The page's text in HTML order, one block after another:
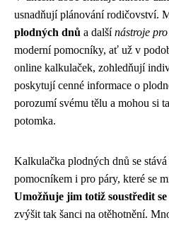
usnadňují plánování rodičovství.
plodných dnů a dalšínástroje
moderní pomocníky, ať už v
online kalkulaček, zohledňují
poskytují cenné informace o
porozumí svému tělu a mohou si
potomka.
Kalkulačka plodných dnů se
pomocníkem i pro páry, které se
Umožňuje jim totiž soustředit
zvýšit tak šanci na otěhotnění.